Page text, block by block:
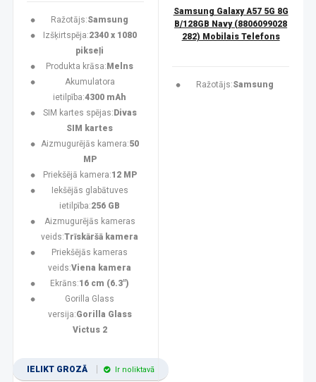
Ražotājs:Samsung
Izšķirtspēja:2340 x 1080
pikseļi
Produkta krāsa: Melns
Akumulatora
ietilpība:4300 mAh
SIM kartes spējas: Divas
SIM kartes
Aizmugurējās kamera:50
MP
Priekšējā kamera:12 MP
Iekšējās glabātuves
ietilpība:256 GB
Aizmugurējās kameras
veids:Trīskāršā kamera
Priekšējās kameras
veids:Viena kamera
Ekrāns:16 cm (6.3")
Gorilla Glass
versija:Gorilla Glass
Victus 2
IELIKT GROZĀ Ir noliktavā
Samsung Galaxy A57 5G 8G
B/128GB Navy (8806099028
282) Mobilais Telefons
Ražotājs:Samsung